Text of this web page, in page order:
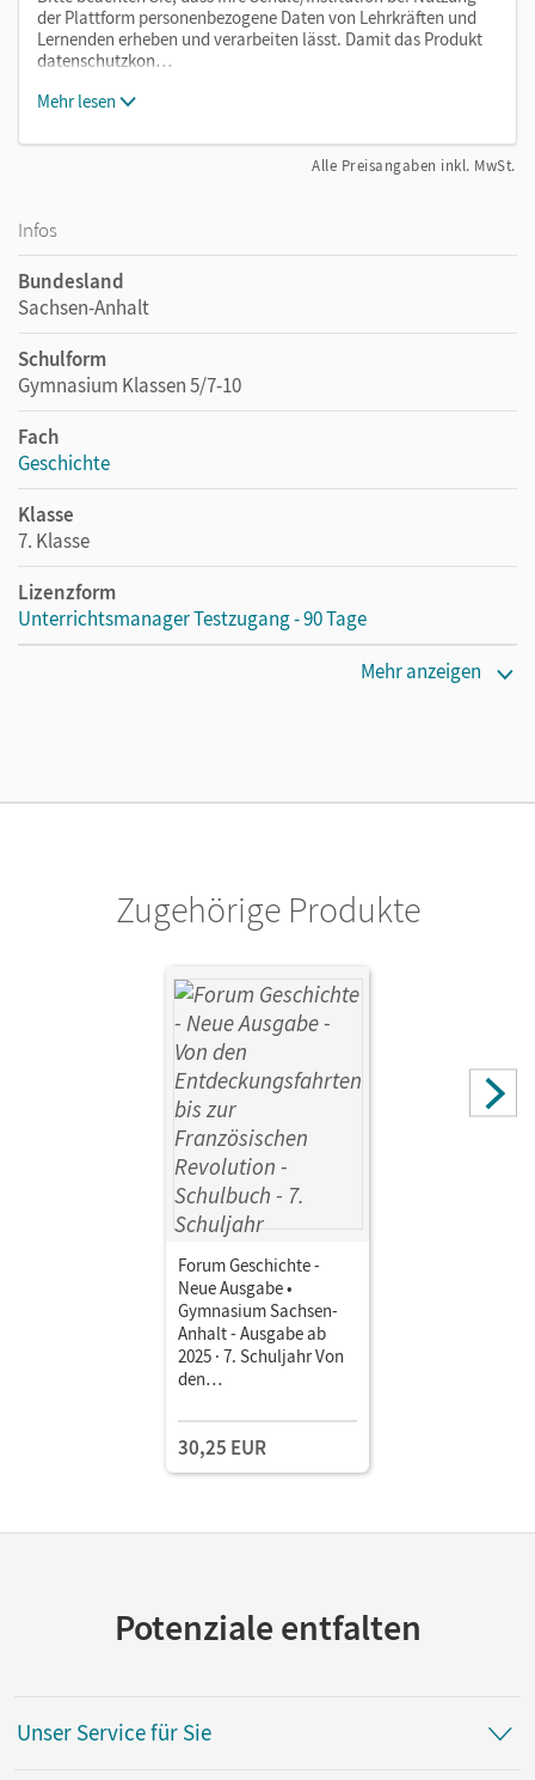
der Plattform personenbezogene Daten von Lehrkräften und
Lernenden erheben und verarbeiten lässt. Damit das Produkt
datenschutzkon…
Mehr lesen
Alle Preisangaben inkl. MwSt.
Infos
Bundesland
Sachsen-Anhalt
Schulform
Gymnasium Klassen 5/7-10
Fach
Geschichte
Klasse
7. Klasse
Lizenzform
Unterrichtsmanager Testzugang - 90 Tage
Unterrichtsmanager 90 Tage lang zu testen.
Mehr anzeigen
Zugehörige Produkte
Forum Geschichte -
Neue Ausgabe •
Gymnasium Sachsen-
Anhalt - Ausgabe ab
2025 · 7. Schuljahr Von
den
zur Französischen
Revolution • Schulbuch
Mit digitalen Medien
30,25 EUR
Potenziale entfalten
Unser Service für Sie